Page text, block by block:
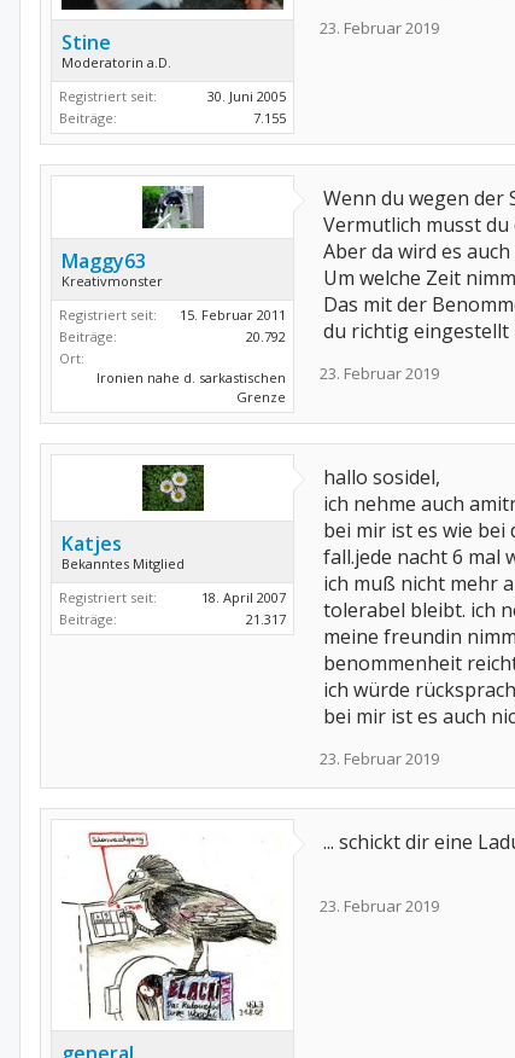
Stine
Moderatorin a.D.
Registriert seit:
30. Juni 2005
Beiträge:
7.155
23. Februar 2019
Maggy63
Kreativmonster
Registriert seit:
15. Februar 2011
Beiträge:
20.792
Ort:
Ironien nahe d. sarkastischen
Grenze
Wenn du wegen
Vermutlich musst du
Aber da wird es
Um welche Zeit
Das mit der
du richtig eingestellt
23. Februar 2019
Katjes
Bekanntes Mitglied
Registriert seit:
18. April 2007
Beiträge:
21.317
hallo sosidel,
ich nehme auch
bei mir ist es wie bei
fall.jede nacht 6 mal
ich muß nicht mehr
tolerabel bleibt. ich
meine freundin
benommenheit
ich würde
bei mir ist es auch
23. Februar 2019
... schickt dir eine
23. Februar 2019